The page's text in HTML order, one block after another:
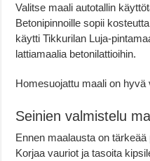
Valitse maali autotallin
Betonipinnoille sopii
käytti Tikkurilan Luja-
lattiamaalia betonilattioihin.
Homesuojattu maali on hyvä
Seinien valmistelu
Ennen maalausta on
Korjaa vauriot ja tasoita